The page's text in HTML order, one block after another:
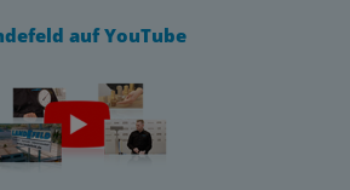
auf YouTube